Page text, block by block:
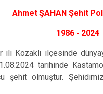
Ahmet ŞAHAN Şehit
1986 - 2024
Kozaklı ilçesinde
tarihinde
şehit olmuştur.